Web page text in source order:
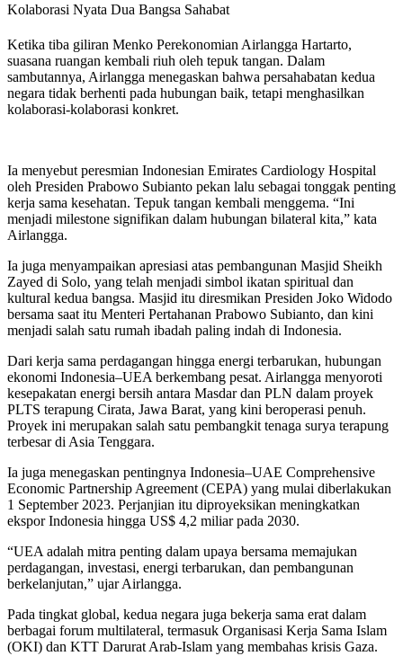
Kolaborasi Nyata Dua Bangsa Sahabat
Ketika tiba giliran Menko Perekonomian Airlangga Hartarto,
suasana ruangan kembali riuh oleh tepuk tangan. Dalam
sambutannya, Airlangga menegaskan bahwa persahabatan kedua
negara tidak berhenti pada hubungan baik, tetapi menghasilkan
kolaborasi-kolaborasi konkret.
Ia menyebut peresmian Indonesian Emirates Cardiology Hospital
oleh Presiden Prabowo Subianto pekan lalu sebagai tonggak penting
kerja sama kesehatan. Tepuk tangan kembali menggema. “Ini
menjadi milestone signifikan dalam hubungan bilateral kita,” kata
Airlangga.
Ia juga menyampaikan apresiasi atas pembangunan Masjid Sheikh
Zayed di Solo, yang telah menjadi simbol ikatan spiritual dan
kultural kedua bangsa. Masjid itu diresmikan Presiden Joko Widodo
bersama saat itu Menteri Pertahanan Prabowo Subianto, dan kini
menjadi salah satu rumah ibadah paling indah di Indonesia.
Dari kerja sama perdagangan hingga energi terbarukan, hubungan
ekonomi Indonesia–UEA berkembang pesat. Airlangga menyoroti
kesepakatan energi bersih antara Masdar dan PLN dalam proyek
PLTS terapung Cirata, Jawa Barat, yang kini beroperasi penuh.
Proyek ini merupakan salah satu pembangkit tenaga surya terapung
terbesar di Asia Tenggara.
Ia juga menegaskan pentingnya Indonesia–UAE Comprehensive
Economic Partnership Agreement (CEPA) yang mulai diberlakukan
1 September 2023. Perjanjian itu diproyeksikan meningkatkan
ekspor Indonesia hingga US$ 4,2 miliar pada 2030.
“UEA adalah mitra penting dalam upaya bersama memajukan
perdagangan, investasi, energi terbarukan, dan pembangunan
berkelanjutan,” ujar Airlangga.
Pada tingkat global, kedua negara juga bekerja sama erat dalam
berbagai forum multilateral, termasuk Organisasi Kerja Sama Islam
(OKI) dan KTT Darurat Arab-Islam yang membahas krisis Gaza.